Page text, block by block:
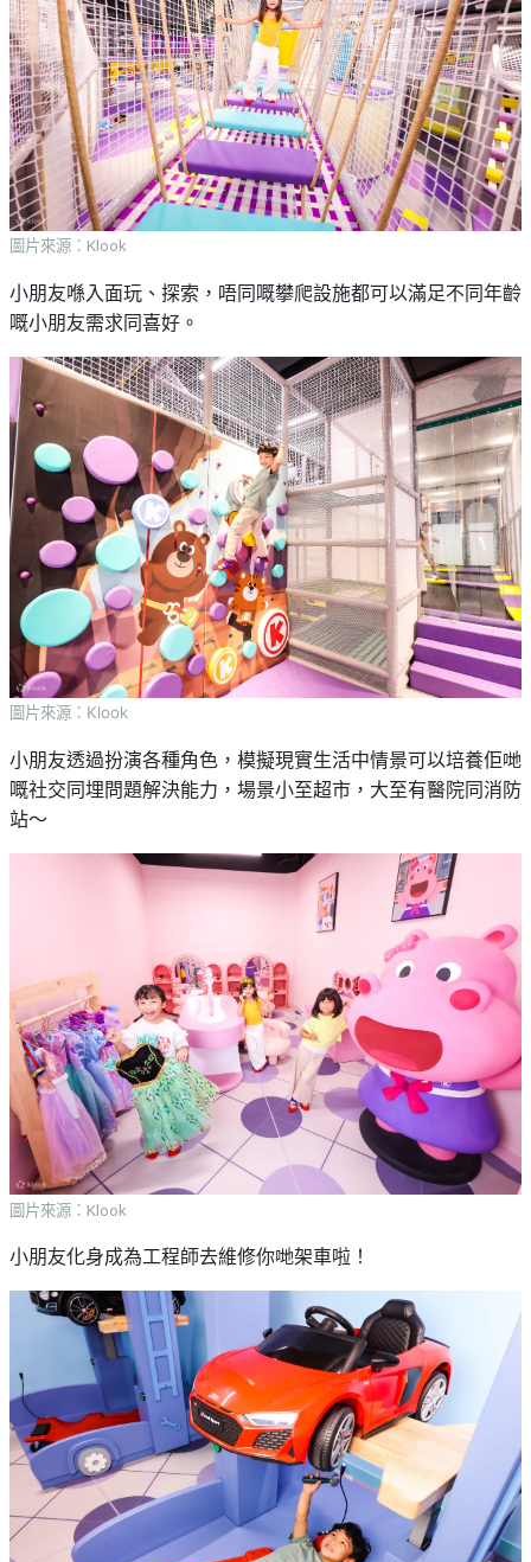
圖片來源：Klook
小朋友喺入面玩、探索，唔同嘅攀爬設施都可以滿足不同年齡
嘅小朋友需求同喜好。
圖片來源：Klook
小朋友透過扮演各種角色，模擬現實生活中情景可以培養佢哋
嘅社交同埋問題解決能力，場景小至超市，大至有醫院同消防
站～
圖片來源：Klook
小朋友化身成為工程師去維修你哋架車啦！